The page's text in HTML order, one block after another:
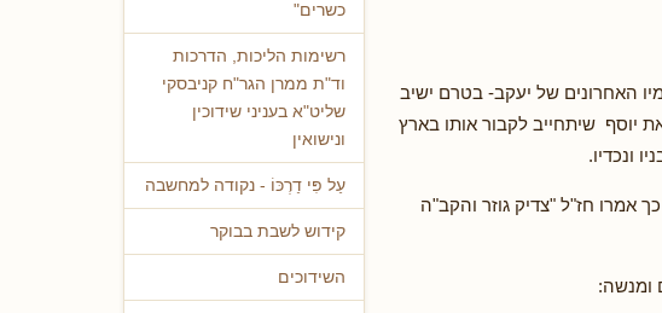
האחרונים של יעקב- בטרם ישיב
יוסף שיתחייב לקבור אותו בארץ
ונכדיו.
אמרו חז"ל "צדיק גוזר והקב"ה
ומנשה:
כשרים"
רשימות הליכות, הדרכות
וד"ת ממרן הגר"ח קניבסקי
שליט"א בעניני שידוכין
ונישואין
עַל פִּי דַרְכּוֹ - נקודה למחשבה
קידוש לשבת בבוקר
השידוכים